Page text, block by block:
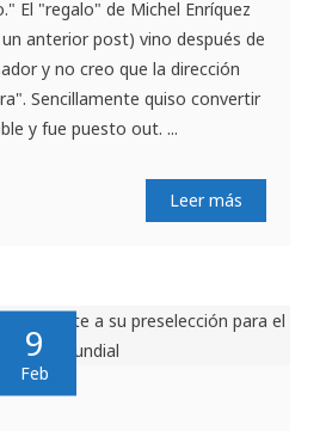
El "regalo" de Michel Enríquez
anterior post) vino después de
y no creo que la dirección
Sencillamente quiso convertir
y fue puesto out. ...
Leer más
9
Feb